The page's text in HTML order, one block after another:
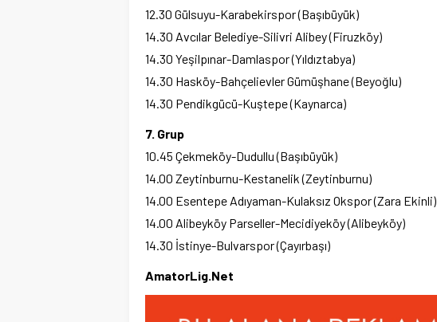
12.30 Gülsuyu-Karabekirspor (Başıbüyük)
14.30 Avcılar Belediye-Silivri Alibey (Firuzköy)
14.30 Yeşilpınar-Damlaspor (Yıldıztabya)
14.30 Hasköy-Bahçelievler Gümüşhane (Beyoğlu)
14.30 Pendikgücü-Kuştepe (Kaynarca)
7. Grup
10.45 Çekmeköy-Dudullu (Başıbüyük)
14.00 Zeytinburnu-Kestanelik (Zeytinburnu)
14.00 Esentepe Adıyaman-Kulaksız Okspor (Zara Ekinli)
14.00 Alibeyköy Parseller-Mecidiyeköy (Alibeyköy)
14.30 İstinye-Bulvarspor (Çayırbaşı)
AmatorLig.Net